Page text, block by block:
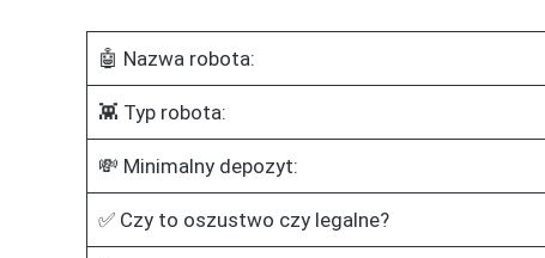
🤖 Nazwa robota:
👾 Typ robota:
💸 Minimalny depozyt:
✅ Czy to oszustwo czy legalne?